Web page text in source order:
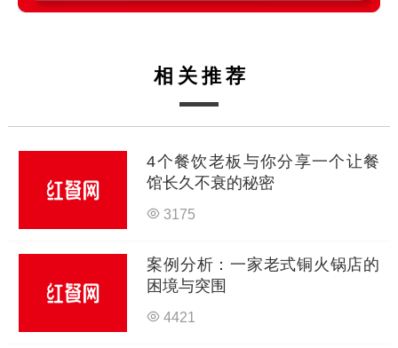
相关推荐
4个餐饮老板与你分享一个让餐
馆长久不衰的秘密
3175
案例分析：一家老式铜火锅店的
困境与突围
4421